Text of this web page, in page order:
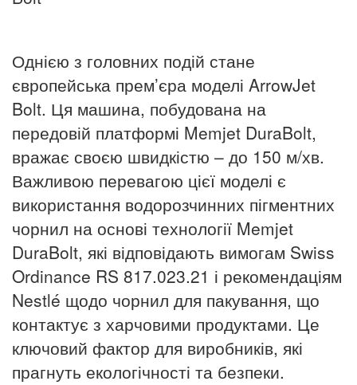
Однією з головних подій стане
європейська прем’єра моделі ArrowJet
Bolt. Ця машина, побудована на
передовій платформі Memjet DuraBolt,
вражає своєю швидкістю – до 150 м/хв.
Важливою перевагою цієї моделі є
використання водорозчинних пігментних
чорнил на основі технології Memjet
DuraBolt, які відповідають ви­могам Swiss
Ordinance RS 817.023.21 і рекомендаціям
Nestlé щодо чорнил для пакування, що
контактує з харчовими продуктами. Це
ключовий фактор для виробників, які
прагнуть екологічності та безпеки.